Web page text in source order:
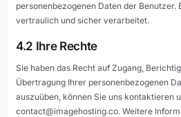
personenbezogenen Daten der Benutzer.
vertraulich und sicher verarbeitet.
4.2 Ihre Rechte
Sie haben das Recht auf Zugang,
Übertragung Ihrer personenbezogenen
auszuüben, können Sie uns kontaktieren
contact@imagehosting.co. Weitere